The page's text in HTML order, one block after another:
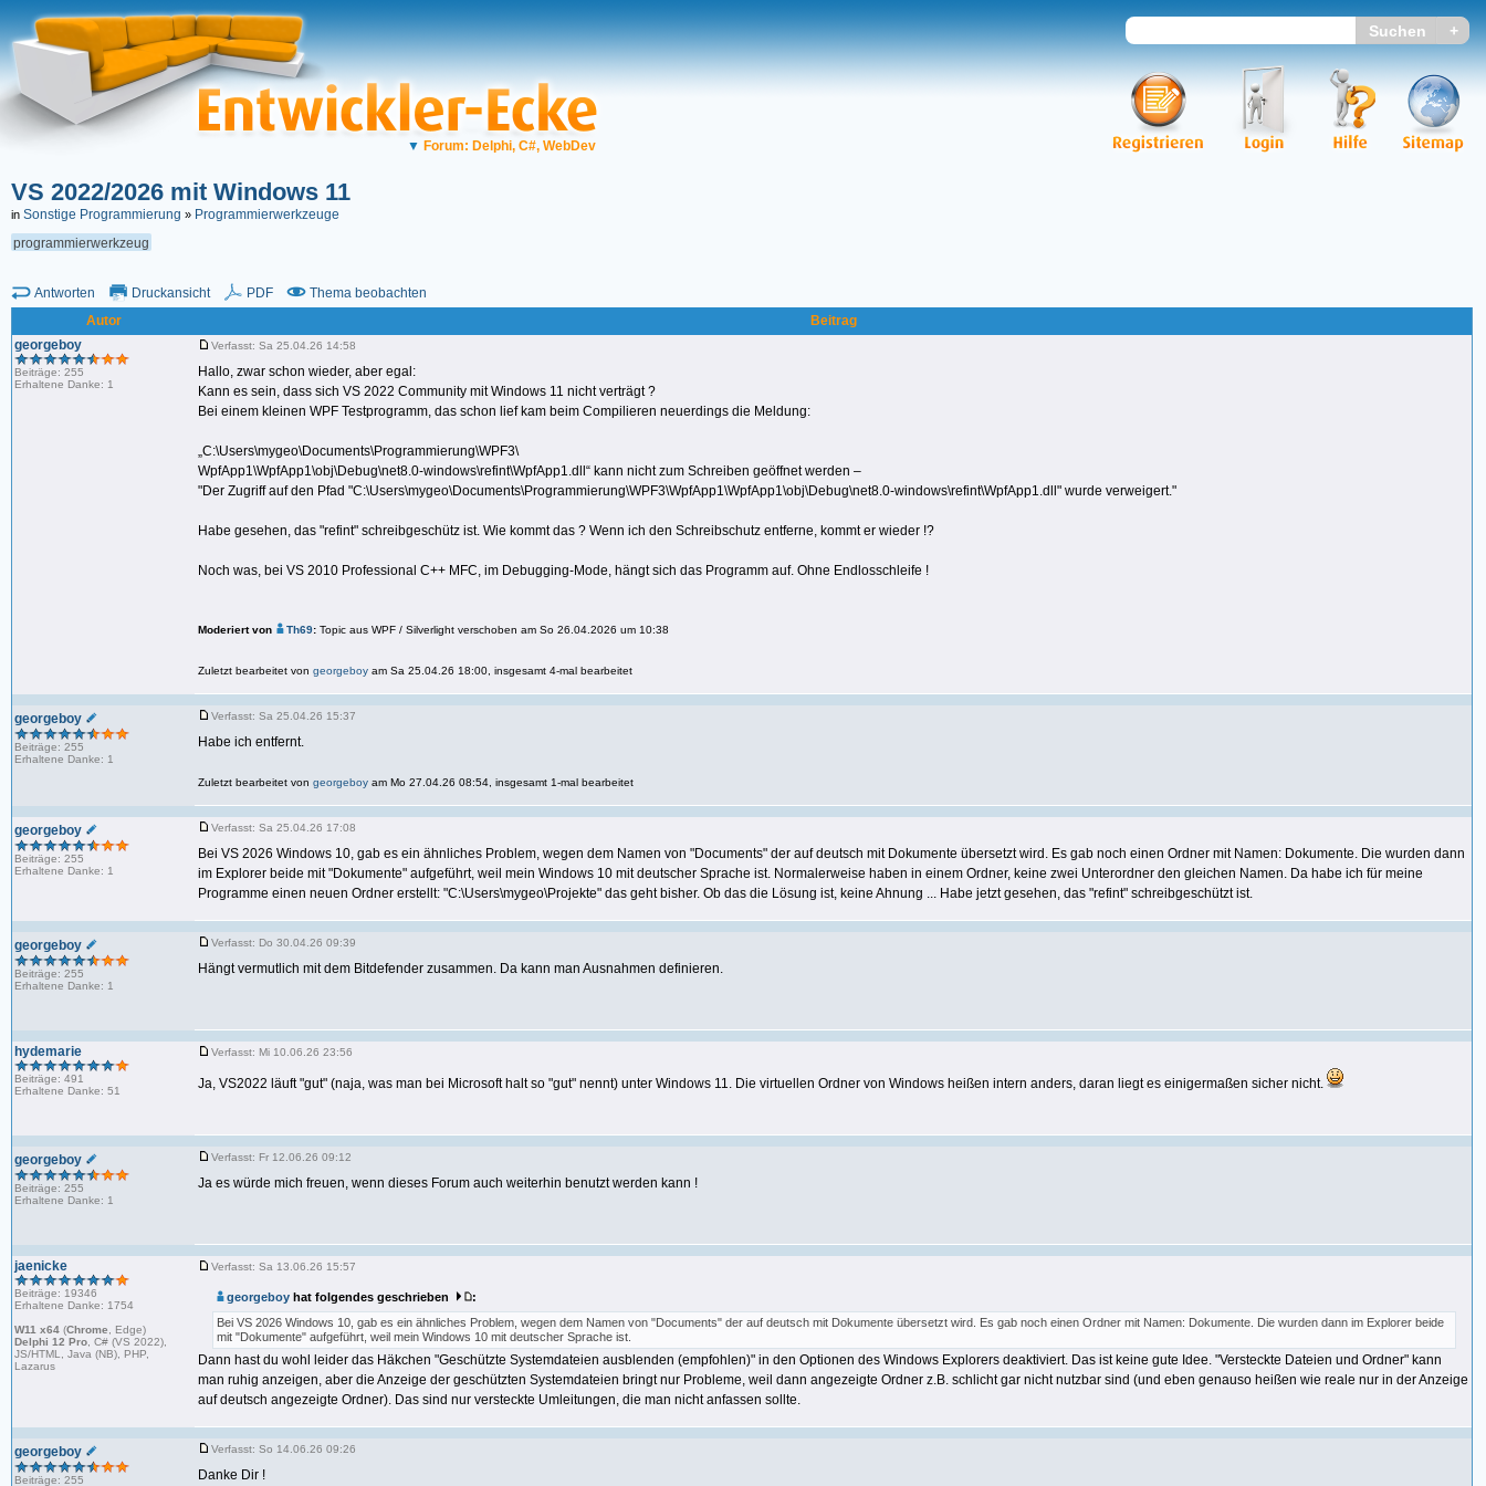
▼ Forum: Delphi, C#, WebDev
VS 2022/2026 mit Windows 11
in Sonstige Programmierung » Programmierwerkzeuge
programmierwerkzeug
Antworten Druckansicht PDF
Thema beobachten
Autor
Beitrag
georgeboy
Beiträge: 255
Erhaltene Danke: 1
Verfasst: Sa 25.04.26 14:58
Hallo, zwar schon wieder, aber egal:
Kann es sein, dass sich VS 2022 Community mit Windows 11 nicht verträgt ?
Bei einem kleinen WPF Testprogramm, das schon lief kam beim Compilieren neuerdings die Meldung:
„C:\Users\mygeo\Documents\Programmierung\WPF3\
WpfApp1\WpfApp1\obj\Debug\net8.0-windows\refint\WpfApp1.dll“ kann nicht zum Schreiben geöffnet werden –
"Der Zugriff auf den Pfad "C:\Users\mygeo\Documents\Programmierung\WPF3\WpfApp1\WpfApp1\obj\Debug\net8.0-windows\refint\WpfApp1.dll" wurde verweigert."
Habe gesehen, das "refint" schreibgeschütz ist. Wie kommt das ? Wenn ich den Schreibschutz entferne, kommt er wieder !?
Noch was, bei VS 2010 Professional C++ MFC, im Debugging-Mode, hängt sich das Programm auf. Ohne Endlosschleife !
Moderiert von Th69: Topic aus WPF / Silverlight verschoben am So 26.04.2026 um 10:38
Zuletzt bearbeitet von georgeboy am Sa 25.04.26 18:00, insgesamt 4-mal bearbeitet
georgeboy
Beiträge: 255
Erhaltene Danke: 1
Verfasst: Sa 25.04.26 15:37
Habe ich entfernt.
Zuletzt bearbeitet von georgeboy am Mo 27.04.26 08:54, insgesamt 1-mal bearbeitet
georgeboy
Beiträge: 255
Erhaltene Danke: 1
Verfasst: Sa 25.04.26 17:08
Bei VS 2026 Windows 10, gab es ein ähnliches Problem, wegen dem Namen von "Documents" der auf deutsch mit Dokumente übersetzt wird. Es gab noch einen Ordner mit Namen: Dokumente. Die wurden dann
im Explorer beide mit "Dokumente" aufgeführt, weil mein Windows 10 mit deutscher Sprache ist. Normalerweise haben in einem Ordner, keine zwei Unterordner den gleichen Namen. Da habe ich für meine
Programme einen neuen Ordner erstellt: "C:\Users\mygeo\Projekte" das geht bisher. Ob das die Lösung ist, keine Ahnung ... Habe jetzt gesehen, das "refint" schreibgeschützt ist.
georgeboy
Beiträge: 255
Erhaltene Danke: 1
Verfasst: Do 30.04.26 09:39
Hängt vermutlich mit dem Bitdefender zusammen. Da kann man Ausnahmen definieren.
hydemarie
Beiträge: 491
Erhaltene Danke: 51
Verfasst: Mi 10.06.26 23:56
Ja, VS2022 läuft "gut" (naja, was man bei Microsoft halt so "gut" nennt) unter Windows 11. Die virtuellen Ordner von Windows heißen intern anders, daran liegt es einigermaßen sicher nicht.
georgeboy
Beiträge: 255
Erhaltene Danke: 1
Verfasst: Fr 12.06.26 09:12
Ja es würde mich freuen, wenn dieses Forum auch weiterhin benutzt werden kann !
jaenicke
Beiträge: 19346
Erhaltene Danke: 1754
W11 x64 (Chrome , Edge)
Delphi 12 Pro , C# (VS 2022),
JS/HTML, Java (NB), PHP,
Lazarus
Verfasst: Sa 13.06.26 15:57
georgeboyhat folgendes geschrieben
:
Bei VS 2026 Windows 10, gab es ein ähnliches Problem, wegen dem Namen von "Documents" der auf deutsch mit Dokumente übersetzt wird. Es gab noch einen Ordner mit Namen: Dokumente. Die wurden dann im Explorer beide
mit "Dokumente" aufgeführt, weil mein Windows 10 mit deutscher Sprache ist.
Dann hast du wohl leider das Häkchen "Geschützte Systemdateien ausblenden (empfohlen)" in den Optionen des Windows Explorers deaktiviert. Das ist keine gute Idee. "Versteckte Dateien und Ordner" kann
man ruhig anzeigen, aber die Anzeige der geschützten Systemdateien bringt nur Probleme, weil dann angezeigte Ordner z.B. schlicht gar nicht nutzbar sind (und eben genauso heißen wie reale nur in der Anzeige
auf deutsch angezeigte Ordner). Das sind nur versteckte Umleitungen, die man nicht anfassen sollte.
georgeboy
Beiträge: 255
Verfasst: So 14.06.26 09:26
Danke Dir !